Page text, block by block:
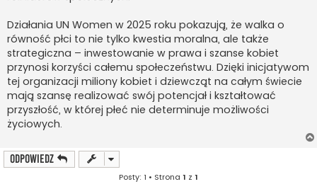
Działania UN Women w 2025 roku pokazują, że walka o
równość płci to nie tylko kwestia moralna, ale także
strategiczna – inwestowanie w prawa i szanse kobiet
przynosi korzyści całemu społeczeństwu. Dzięki inicjatywom
tej organizacji miliony kobiet i dziewcząt na całym świecie
mają szansę realizować swój potencjał i kształtować
przyszłość, w której płeć nie determinuje możliwości
życiowych.
ODPOWIEDZ
Posty: 1 • Strona 1 z 1